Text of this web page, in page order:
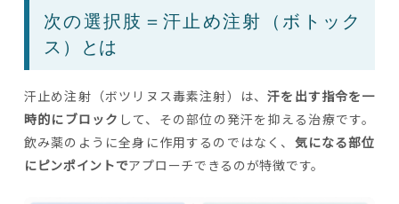
次の選択肢＝汗止め注射（ボトック
ス）とは
汗止め注射（ボツリヌス毒素注射）は、汗を出す指令を一
時的にブロック して、その部位の発汗を抑える治療です。
飲み薬のように全身に作用するのではなく、 気になる部位
にピンポイントでアプローチできるのが特徴です。